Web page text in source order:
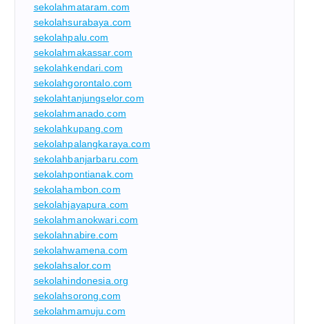
sekolahmataram.com
sekolahsurabaya.com
sekolahpalu.com
sekolahmakassar.com
sekolahkendari.com
sekolahgorontalo.com
sekolahtanjungselor.com
sekolahmanado.com
sekolahkupang.com
sekolahpalangkaraya.com
sekolahbanjarbaru.com
sekolahpontianak.com
sekolahambon.com
sekolahjayapura.com
sekolahmanokwari.com
sekolahnabire.com
sekolahwamena.com
sekolahsalor.com
sekolahindonesia.org
sekolahsorong.com
sekolahmamuju.com